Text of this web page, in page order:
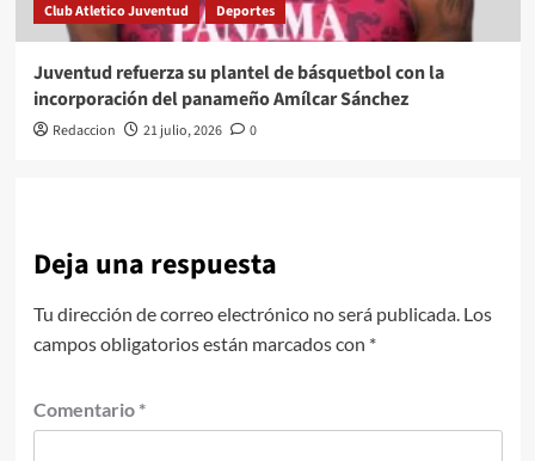
Club Atletico Juventud Deportes
Juventud refuerza su plantel de básquetbol con la
incorporación del panameño Amílcar Sánchez
Redaccion 21 julio, 2026 0
Deja una respuesta
Tu dirección de correo electrónico no será publicada. Los
campos obligatorios están marcados con *
Comentario *